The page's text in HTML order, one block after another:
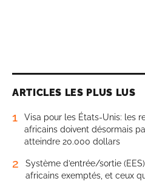
ARTICLES LES PLUS LUS
1
Visa pour les États-Unis: les
africains doivent désormais
atteindre 20.000 dollars
2
Système d’entrée/sortie
africains exemptés, et ceux